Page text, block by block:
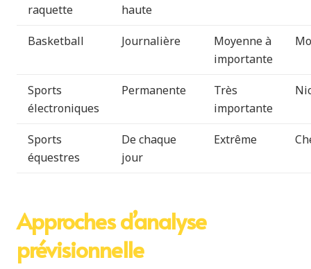
raquette
haute
Basketball Journalière
Moyenne à
importante
Sports
électroniques
Permanente
Très
importante
Sports
équestres
De chaque
jour
Extrême
Approches d’analyse
prévisionnelle